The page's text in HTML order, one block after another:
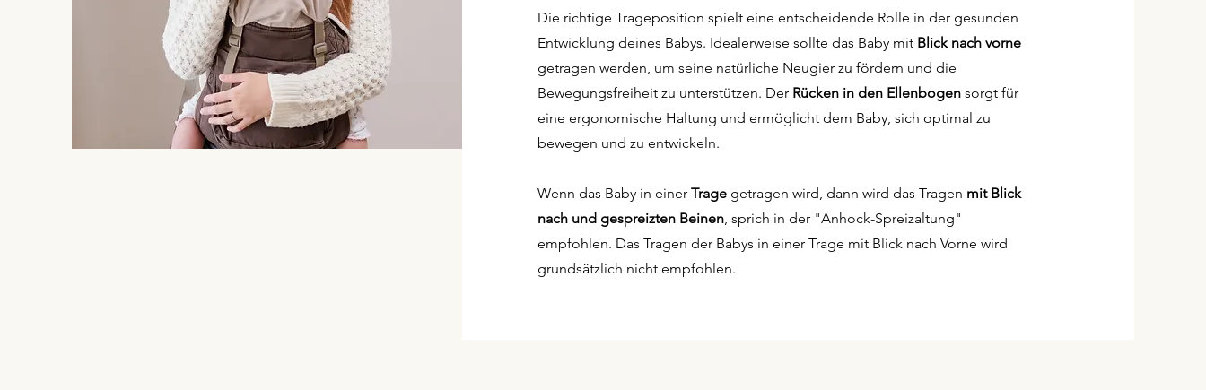
Die richtige Trageposition spielt eine entscheidende Rolle in der gesunden
Entwicklung deines Babys. Idealerweise sollte das Baby mit Blick nach vorne
getragen werden, um seine natürliche Neugier zu fördern und die
Bewegungsfreiheit zu unterstützen. Der Rücken in den Ellenbogen sorgt für
eine ergonomische Haltung und ermöglicht dem Baby, sich optimal zu
bewegen und zu entwickeln.
Wenn das Baby in einerTrage getragen wird, dann wird das Tragen mit Blick
nach und gespreizten Beinen, sprich in der "Anhock-Spreizaltung"
empfohlen. Das Tragen der Babys in einer Trage mit Blick nach Vorne wird
grundsätzlich nicht empfohlen.